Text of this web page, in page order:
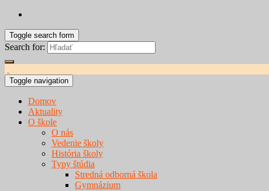
Toggle search form
Search for:
Toggle navigation
Domov
Aktuality
O škole
O nás
Vedenie školy
História školy
Typy štúdia
Stredná odborná škola
Gymnázium